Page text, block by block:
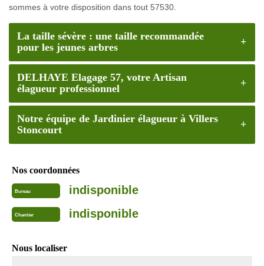
sommes à votre disposition dans tout 57530.
La taille sévère : une taille recommandée
pour les jeunes arbres
DELHAYE Elagage 57, votre Artisan
élagueur professionnel
Notre équipe de Jardinier élagueur à Villers
Stoncourt
Nos coordonnées
Bureau indisponible
Chantier indisponible
Nous localiser